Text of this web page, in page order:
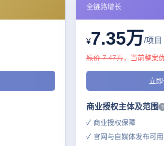
全链路增长
¥7.35万/项目
原价 7.47万，当前整案
立
商业授权主体及范围 ?
✓ 商业授权保障
✓ 官网与自媒体发布可用